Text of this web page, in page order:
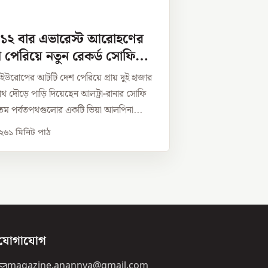
বার এভারেস্ট আরোহণের
নতুন রেকর্ড সোফি
ইউরোপের আটটি দেশ পেরিয়ে প্রায় দুই হাজার
দৌড়ে পাড়ি দিয়েছেন আলট্রা-রানার সোফি
পর্বতপথগুলোর একটি ভিয়া আলপিনা...
১ মিনিট পাঠ